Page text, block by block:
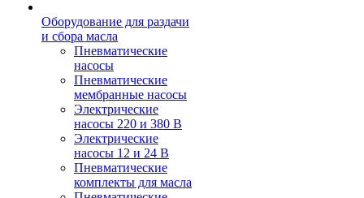
Оборудование для раздачи
и сбора масла
Пневматические
насосы
Пневматические
мембранные насосы
Электрические
насосы 220 и 380 В
Электрические
насосы 12 и 24 В
Пневматические
комплекты для масла